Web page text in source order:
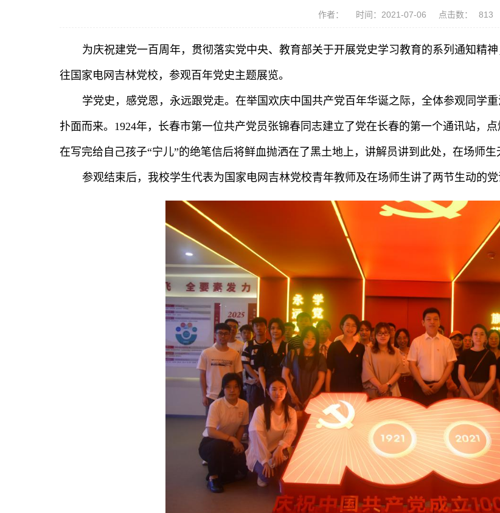
作者： 时间：2021-07-06 点击数： 813
为庆祝建党一百周年，贯彻落实党中央、教育部关于开展党史学习教育的系列通知精
往国家电网吉林党校，参观百年党史主题展览。
学党史，感党恩，永远跟党走。在举国欢庆中国共产党百年华诞之际，全体参观同学
扑面而来。1924年，长春市第一位共产党员张锦春同志建立了党在长春的第一个通讯站，
在写完给自己孩子“宁儿”的绝笔信后将鲜血抛洒在了黑土地上，讲解员讲到此处，在场师生
参观结束后，我校学生代表为国家电网吉林党校青年教师及在场师生讲了两节生动的党